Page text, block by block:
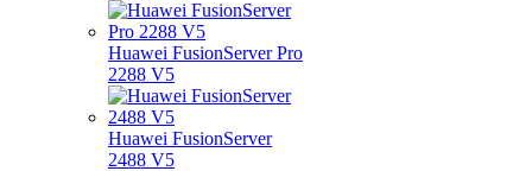
Huawei FusionServer Pro
2288 V5
Huawei FusionServer
2488 V5